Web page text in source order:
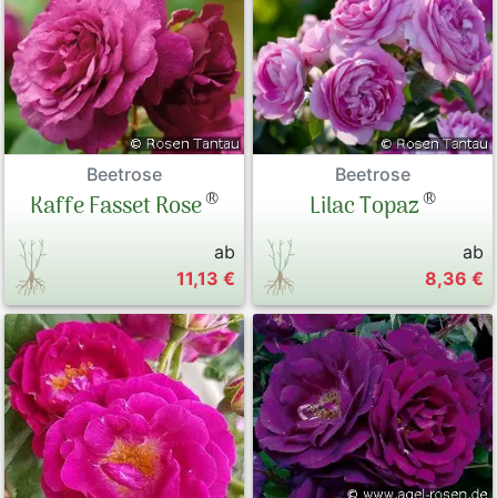
Beetrose
Kaffe Fasset Rose®
ab
11,13 €
Beetrose
Lilac Topaz®
ab
8,36 €